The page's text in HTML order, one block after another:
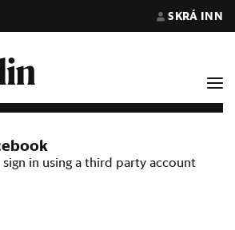
SKRÁ INN
in using a third party account